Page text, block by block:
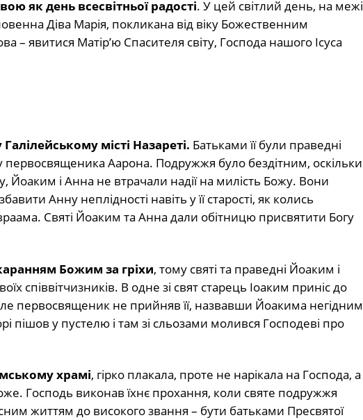
як день всесвітньої радості. У цей світлий день, на межі
Діва Марія, покликана від віку Божественним
явитися Матір’ю Спасителя світу, Господа нашого Ісуса
місті Назареті. Батьками її були праведні
первосвященика Аарона. Подружжя було бездітним, оскільки
Йоаким і Анна не втрачали надії на милість Божу. Вони
Анну неплідності навіть у її старості, як колись
Святі Йоаким та Анна дали обітницю присвятити Богу
Божим за гріхи, тому святі та праведні Йоаким і
співвітчизників. В одне зі свят старець Іоаким приніс до
первосвященик не прийняв її, назвавши Йоакима негідним
пішов у пустелю і там зі сльозами молився Господеві про
храмі, гірко плакала, проте не нарікала на Господа, а
Господь виконав їхнє прохання, коли святе подружжя
життям до високого звання – бути батьками Пресвятої